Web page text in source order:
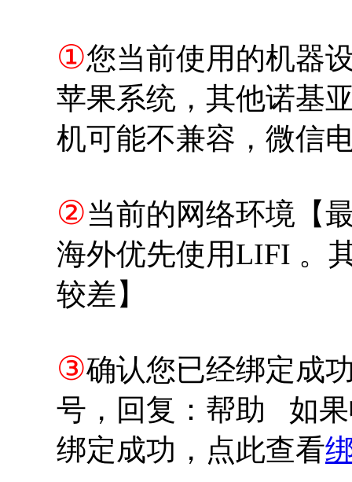
①您当前使用的机器
苹果系统，其他诺基
机可能不兼容，微信
②当前的网络环境【
海外优先使用LIFI 。
较差】
③确认您已经绑定成
号，回复：帮助 如
绑定成功，点此查看